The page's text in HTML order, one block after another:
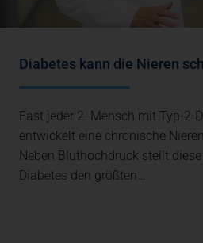
Diabetes kann die Nieren
Fast jeder 2. Mensch mit Typ-2-
entwickelt eine chronische
Neben Bluthochdruck stellt
Diabetes den größten…